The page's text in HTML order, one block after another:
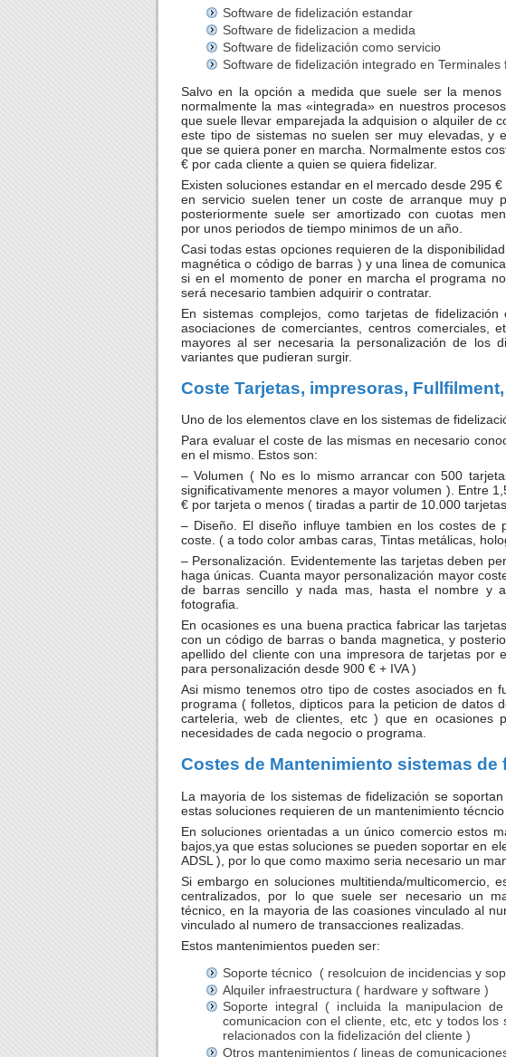
Software de fidelización estandar
Software de fidelizacion a medida
Software de fidelización como servicio
Software de fidelización integrado en Terminales
Salvo en la opción a medida que suele ser la
normalmente la mas «integrada» en nuestros
que suele llevar emparejada la adquision o alquiler de
este tipo de sistemas no suelen ser muy elevadas, y
que se quiera poner en marcha. Normalmente estos
€ por cada cliente a quien se quiera fidelizar.
Existen soluciones estandar en el mercado desde 295
en servicio suelen tener un coste de arranque muy
posteriormente suele ser amortizado con cuotas
por unos periodos de tiempo minimos de un año.
Casi todas estas opciones requieren de la
magnética o código de barras ) y una linea de
si en el momento de poner en marcha el programa
será necesario tambien adquirir o contratar.
En sistemas complejos, como tarjetas de
asociaciones de comerciantes, centros
mayores al ser necesaria la personalización de los
variantes que pudieran surgir.
Coste Tarjetas, impresoras,
Uno de los elementos clave en los sistemas de
Para evaluar el coste de las mismas en necesario
en el mismo. Estos son:
– Volumen ( No es lo mismo arrancar con 500
significativamente menores a mayor volumen ). Entre
€ por tarjeta o menos ( tiradas a partir de 10.000
– Diseño. El diseño influye tambien en los costes de
coste. ( a todo color ambas caras, Tintas metálicas,
– Personalización. Evidentemente las tarjetas deben
haga únicas. Cuanta mayor personalización mayor
de barras sencillo y nada mas, hasta el nombre y
fotografia.
En ocasiones es una buena practica fabricar las
con un código de barras o banda magnetica, y
apellido del cliente con una impresora de tarjetas por
para personalización desde 900 € + IVA )
Asi mismo tenemos otro tipo de costes asociados en
programa ( folletos, dipticos para la peticion de datos
carteleria, web de clientes, etc ) que en ocasiones
necesidades de cada negocio o programa.
Costes de Mantenimiento sistemas de
La mayoria de los sistemas de fidelización se
estas soluciones requieren de un mantenimiento técncio
En soluciones orientadas a un único comercio estos
bajos,ya que estas soluciones se pueden soportar en
ADSL ), por lo que como maximo seria necesario un
Si embargo en soluciones multitienda/multicomercio,
centralizados, por lo que suele ser necesario un
técnico, en la mayoria de las coasiones vinculado al
vinculado al numero de transacciones realizadas.
Estos mantenimientos pueden ser:
Soporte técnico ( resolcuion de incidencias y
Alquiler infraestructura ( hardware y software )
Soporte integral ( incluida la manipulacion
comunicacion con el cliente, etc, etc y todos
relacionados con la fidelización del cliente )
Otros mantenimientos ( lineas de